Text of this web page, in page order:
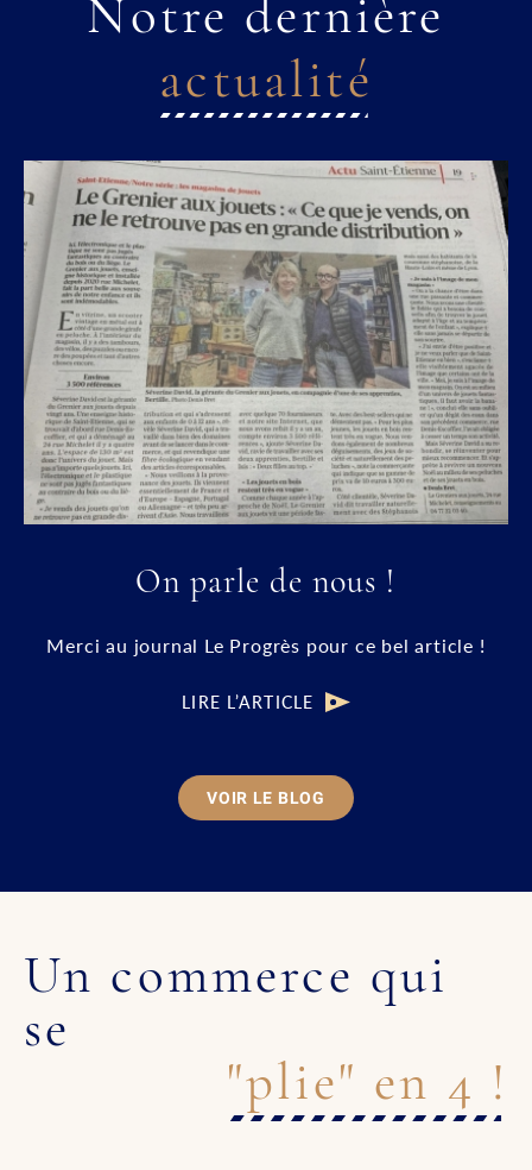
Notre dernière
actualité
On parle de nous !
Merci au journal Le Progrès pour ce bel article !
LIRE L’ARTICLE
VOIR LE BLOG
Un commerce qui
se
"plie" en 4 !